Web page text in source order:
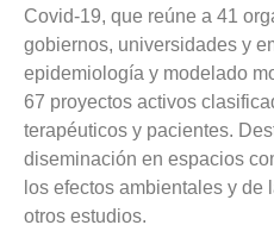
Covid-19, que reúne a 41
gobiernos, universidades y
epidemiología y modelado
67 proyectos activos
terapéuticos y pacientes.
diseminación en espacios
los efectos ambientales y de
otros estudios.